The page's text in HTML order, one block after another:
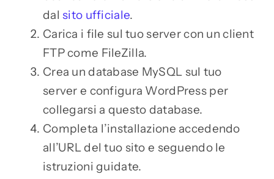
dalsito ufficiale.
Carica i file sul tuo server con un client
FTP come FileZilla.
Crea un database MySQL sul tuo
server e configura WordPress per
collegarsi a questo database.
Completa l’installazione accedendo
all’URL del tuo sito e seguendo le
istruzioni guidate.